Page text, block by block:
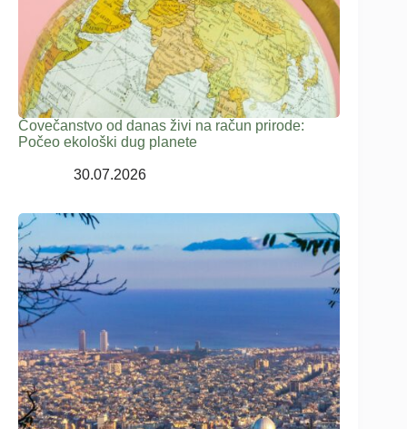
Čovečanstvo od danas živi na račun prirode:
Počeo ekološki dug planete
30.07.2026